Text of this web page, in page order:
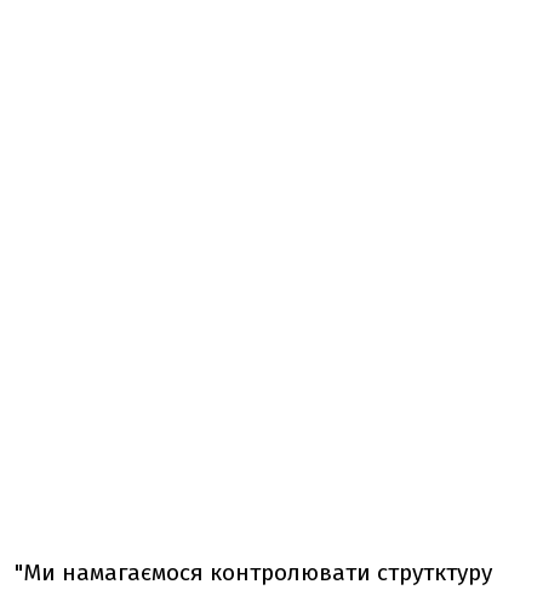
"Ми намагаємося контролювати струтктуру